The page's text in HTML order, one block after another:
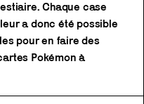
Chaque case
a donc été possible
pour en faire des
Pokémon à